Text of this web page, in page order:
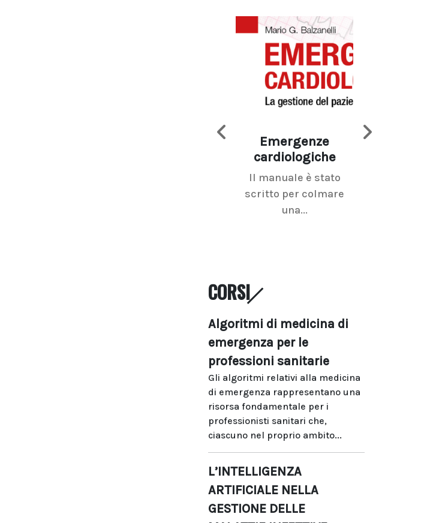
Emergenze
cardiologiche
Il manuale è stato
scritto per colmare
una...
CORSI
Algoritmi di medicina di
emergenza per le
professioni sanitarie
Gli algoritmi relativi alla medicina
di emergenza rappresentano una
risorsa fondamentale per i
professionisti sanitari che,
ciascuno nel proprio ambito...
L’INTELLIGENZA
ARTIFICIALE NELLA
GESTIONE DELLE